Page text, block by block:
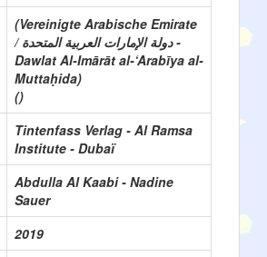
(Vereinigte Arabische Emirate
/ دولة الإمارات العربية المتحدة -
Dawlat Al-Imārāt al-‘Arabīya al-
Muttaḥida)
()
Tintenfass Verlag - Al Ramsa
Institute - Dubaï
Abdulla Al Kaabi - Nadine
Sauer
2019